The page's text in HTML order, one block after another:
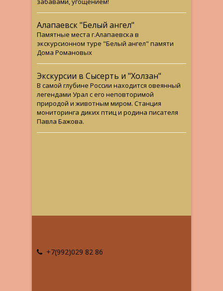
Алапаевск "Белый ангел"
Памятные места г.Алапаевска в
экскурсионном туре "Белый ангел" памяти
Дома Романовых
Экскурсии в Сысерть и "Холзан"
В самой глубине России находится овеянный
легендами Урал с его неповторимой
природой и животным миром. Станция
мониторинга диких птиц и родина писателя
Павла Бажова.
+7(992)029 82 86